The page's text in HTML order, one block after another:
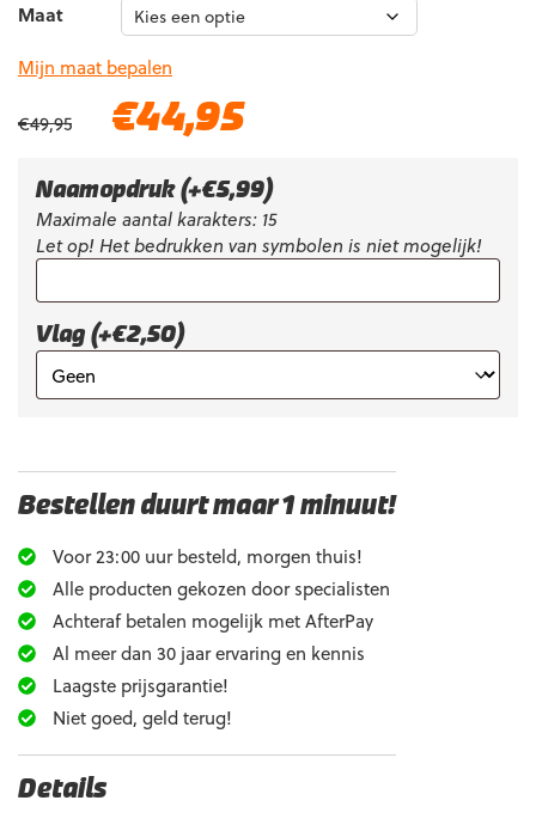
Maat
Mijn maat bepalen
€49,95
Oorspronkelijke
€49,95.
€44,95Huidige
€44,95.
Naamopdruk (+€5,99)
Maximale aantal karakters: 15
Let op! Het bedrukken van symbolen is niet mogelijk!
Vlag (+€2,50)
Bestellen duurt maar 1 minuut!
Voor 23:00 uur besteld, morgen thuis!
Alle producten gekozen door specialisten
Achteraf betalen mogelijk met AfterPay
Al meer dan 30 jaar ervaring en kennis
Laagste prijsgarantie!
Niet goed, geld terug!
Details